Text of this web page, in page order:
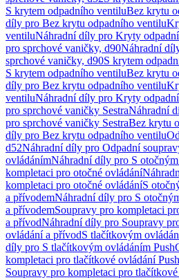
S krytem odpadního ventiluBez krytu
díly pro Bez krytu odpadního ventilu
ventiluNáhradní díly pro Kryty
pro sprchové vaničky, d90Náhradní
sprchové vaničky, d90S krytem
S krytem odpadního ventiluBez krytu
díly pro Bez krytu odpadního ventilu
ventiluNáhradní díly pro Kryty
pro sprchové vaničky SestraNáhradní
pro sprchové vaničky SestraBez krytu
díly pro Bez krytu odpadního ventilu
d52Náhradní díly pro Odpadní
ovládánímNáhradní díly pro S
kompletaci pro otočné ovládání
kompletaci pro otočné ovládáníS
a přívodemNáhradní díly pro S
a přívodemSoupravy pro kompletaci
a přívodNáhradní díly pro Soupravy
ovládání a přívodS tlačítkovým
díly pro S tlačítkovým ovládáním
kompletaci pro tlačítkové ovládání
Soupravy pro kompletaci pro